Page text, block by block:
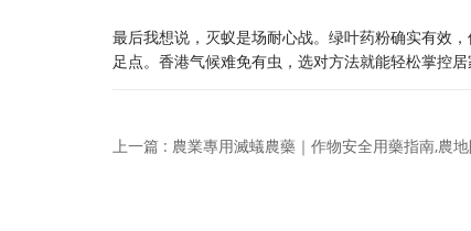
最后我想说，灭蚁是场耐心战。绿叶药粉确实有效，
足点。香港气候难免有虫，选对方法就能轻松掌控居